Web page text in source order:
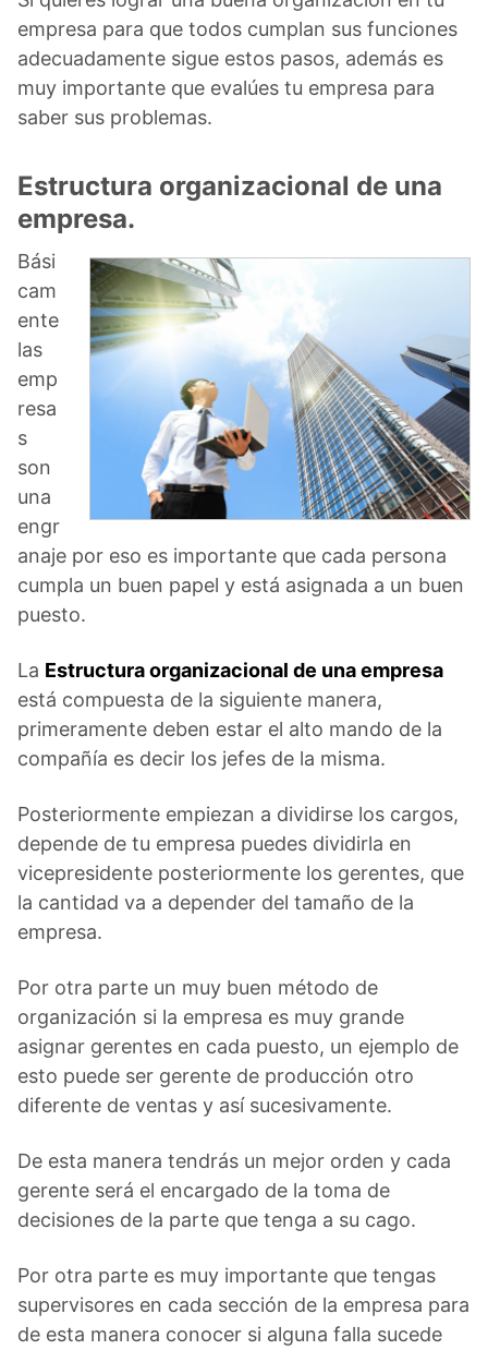
empresa para que todos cumplan sus funciones
adecuadamente sigue estos pasos, además es
muy importante que evalúes tu empresa para
saber sus problemas.
Estructura organizacional de una
empresa.
Bási
cam
ente
las
emp
resa
s
son
una
engr
anaje por eso es importante que cada persona
cumpla un buen papel y está asignada a un buen
puesto.
La Estructura organizacional de una empresa
está compuesta de la siguiente manera,
primeramente deben estar el alto mando de la
compañía es decir los jefes de la misma.
Posteriormente empiezan a dividirse los cargos,
depende de tu empresa puedes dividirla en
vicepresidente posteriormente los gerentes, que
la cantidad va a depender del tamaño de la
empresa.
Por otra parte un muy buen método de
organización si la empresa es muy grande
asignar gerentes en cada puesto, un ejemplo de
esto puede ser gerente de producción otro
diferente de ventas y así sucesivamente.
De esta manera tendrás un mejor orden y cada
gerente será el encargado de la toma de
decisiones de la parte que tenga a su cago.
Por otra parte es muy importante que tengas
supervisores en cada sección de la empresa para
de esta manera conocer si alguna falla sucede